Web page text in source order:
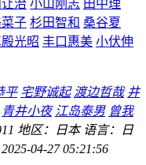
治 小山刚志 田中理
子 杉田智和 桑谷夏
光昭 丰口惠美 小伏伸
平 宅野诚起 渡边哲哉 井
青井小夜 江岛泰男 曾我
地区： 日本 语言：
日
2025-04-27 05:21:56